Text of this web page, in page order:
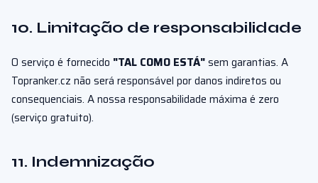
10. Limitação de responsabilidade
O serviço é fornecido "TAL COMO ESTÁ"sem garantias. A
Topranker.cz não será responsável por danos indiretos ou
consequenciais. A nossa responsabilidade máxima é zero
(serviço gratuito).
11. Indemnização